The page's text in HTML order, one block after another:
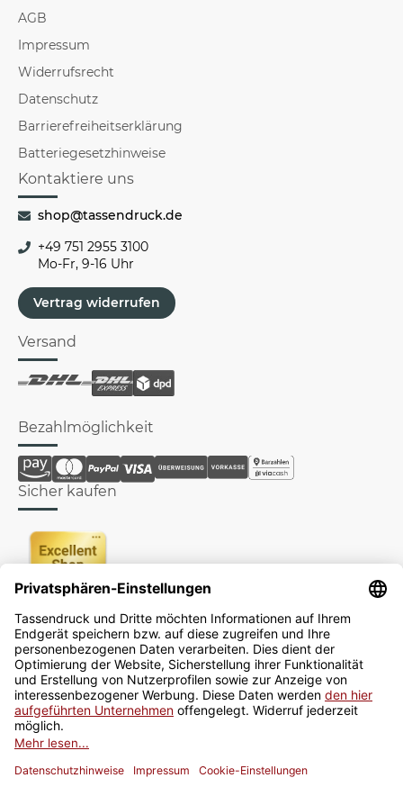
AGB
Impressum
Widerrufsrecht
Datenschutz
Barrierefreiheitserklärung
Batteriegesetzhinweise
Kontaktiere uns
shop@tassendruck.de
+49 751 2955 3100
Mo-Fr, 9-16 Uhr
Vertrag widerrufen
Versand
Bezahlmöglichkeit
Sicher kaufen
Newsletter